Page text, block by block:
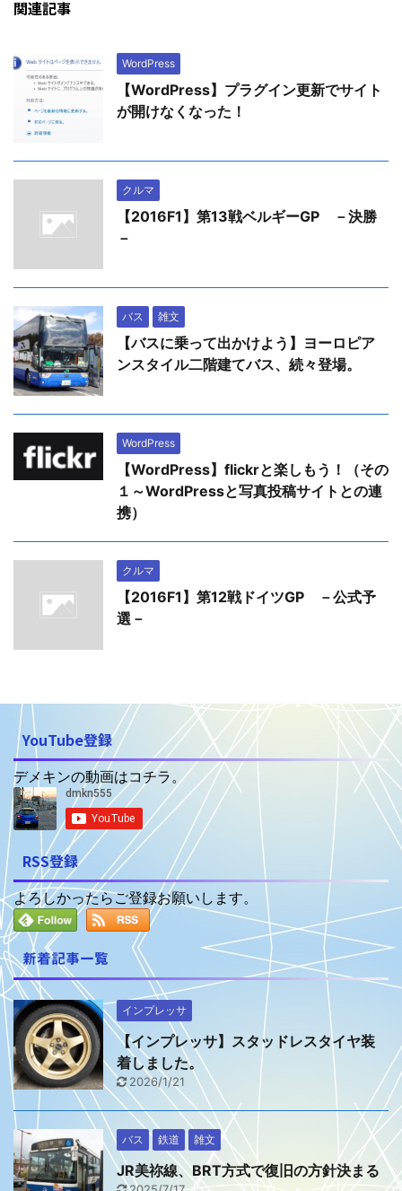
関連記事
WordPress
【WordPress】プラグイン更新でサイト
が開けなくなった！
クルマ
【2016F1】第13戦ベルギーGP －決勝
－
バス 雑文
【バスに乗って出かけよう】ヨーロピア
ンスタイル二階建てバス、続々登場。
WordPress
【WordPress】flickrと楽しもう！（その
１～WordPressと写真投稿サイトとの連
携）
クルマ
【2016F1】第12戦ドイツGP －公式予
選－
YouTube登録
デメキンの動画はコチラ。
RSS登録
よろしかったらご登録お願いします。
新着記事一覧
インプレッサ
【インプレッサ】スタッドレスタイヤ装
着しました。
2026/1/21
バス 鉄道 雑文
JR美祢線、BRT方式で復旧の方針決まる